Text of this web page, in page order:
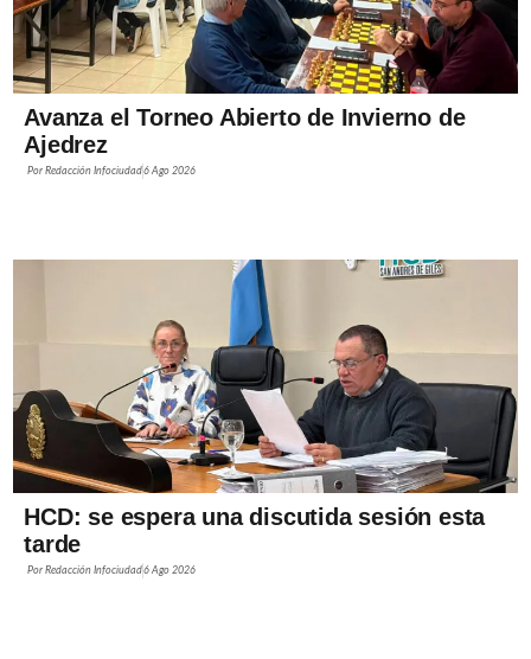
Avanza el Torneo Abierto de Invierno de
Ajedrez
PorRedacción Infociudad6 Ago 2026
HCD: se espera una discutida sesión esta
tarde
PorRedacción Infociudad6 Ago 2026